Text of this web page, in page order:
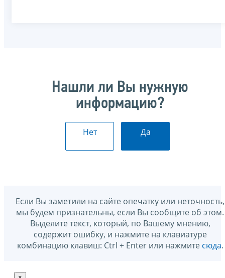
Нашли ли Вы нужную
информацию?
Нет Да
Если Вы заметили на сайте опечатку или неточность,
мы будем признательны, если Вы сообщите об этом.
Выделите текст, который, по Вашему мнению,
содержит ошибку, и нажмите на клавиатуре
комбинацию клавиш: Ctrl + Enter или нажмите сюда.